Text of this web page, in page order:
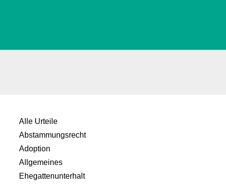
Alle Urteile
Abstammungsrecht
Adoption
Allgemeines
Ehegattenunterhalt